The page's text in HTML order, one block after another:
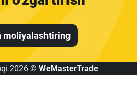
moliyalashtiring
2026 © WeMasterTrade